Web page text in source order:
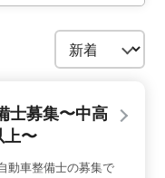
士募集〜中高
上〜
動車整備士の募集で